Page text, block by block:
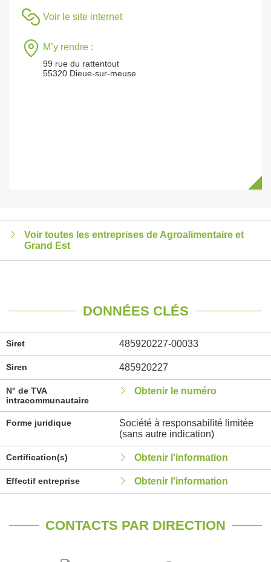
Voir le site internet
M’y rendre :
99 rue du rattentout
55320 Dieue-sur-meuse
Voir toutes les entreprises de Agroalimentaire et
Grand Est
DONNÉES CLÉS
Siret 485920227-00033
Siren 485920227
N° de TVA
intracommunautaire
Obtenir le numéro
Forme juridique
Société à responsabilité limitée
(sans autre indication)
Certification(s) Obtenir l'information
Effectif entreprise Obtenir l'information
CONTACTS PAR DIRECTION